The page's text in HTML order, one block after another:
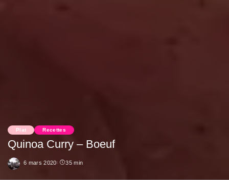
Plat Recettes
Quinoa Curry – Boeuf
6 mars 2020 35 min